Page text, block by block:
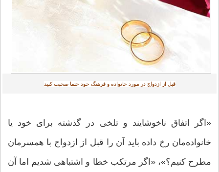
قبل از ازدواج در مورد خانواده و فرهنگ خود حتما صحبت كنید
«اگر اتفاق ناخوشایند و تلخی در گذشته برای خود یا
خانواده‌مان رخ داده باید آن را قبل از ازدواج با همسرمان
مطرح كنیم؟»، «اگر مرتكب خطا و اشتباهی شدیم اما آن